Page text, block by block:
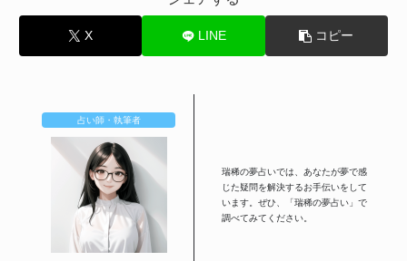
X LINE コピー
占い師・執筆者
瑞稀の夢占いでは、あなたが夢で感
じた疑問を解決するお手伝いをして
います。ぜひ、「瑞稀の夢占い」で
調べてみてください。